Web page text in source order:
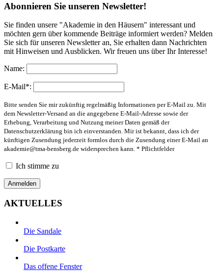
Abonnieren Sie unseren Newsletter!
Sie finden unsere "Akademie in den Häusern" interessant und
möchten gern über kommende Beiträge informiert werden? Melden
Sie sich für unseren Newsletter an, Sie erhalten dann Nachrichten
mit Hinweisen und Ausblicken. Wir freuen uns über Ihr Interesse!
Name:
E-Mail*:
Bitte senden Sie mir zukünftig regelmäßig Informationen per E-Mail zu. Mit
dem Newsletter-Versand an die angegebene E-Mail-Adresse sowie der
Erhebung, Verarbeitung und Nutzung meiner Daten gemäß der
Datenschutzerklärung bin ich einverstanden. Mir ist bekannt, dass ich der
künftigen Zusendung jederzeit formlos durch die Zusendung einer E-Mail an
akademie@tma-bensberg.de widersprechen kann. * Pflichtfelder
Ich stimme zu
AKTUELLES
Die Sandale
Die Postkarte
Das offene Fenster